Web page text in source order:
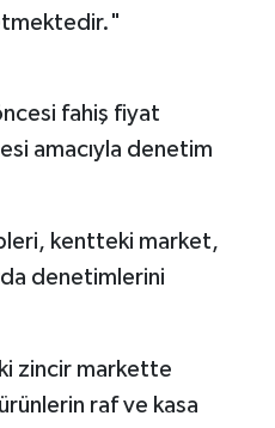
fahiş fiyat
amacıyla denetim
kentteki market,
denetimlerini
zincir markette
raf ve kasa